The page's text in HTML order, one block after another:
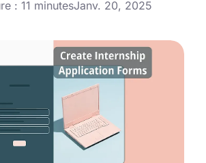
: 11 minutesJanv. 20, 2025